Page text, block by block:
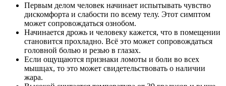
Первым делом человек начинает испытывать чувство
дискомфорта и слабости по всему телу. Этот симптом
может сопровождаться ознобом.
Начинается дрожь и человеку кажется, что в помещении
становится прохладно. Всё это может сопровождаться
головной болью и резью в глазах.
Если ощущаются признаки ломоты и боли во всех
мышцах, то это может свидетельствовать о наличии
жара.